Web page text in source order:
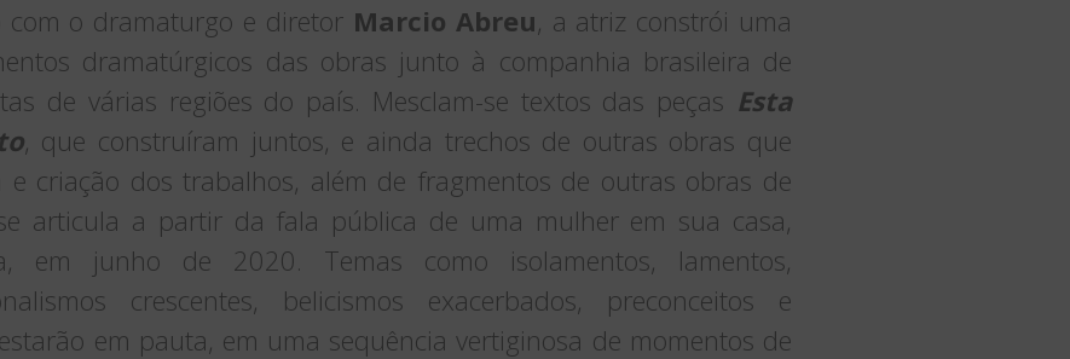
com o dramaturgo e diretor Marcio Abreu, a atriz constrói uma
dramatúrgicos das obras junto à companhia brasileira de
de várias regiões do país. Mesclam-se textos das peças Esta
, que construíram juntos, e ainda trechos de outras obras que
criação dos trabalhos, além de fragmentos de outras obras de
articula a partir da fala pública de uma mulher em sua casa,
em junho de 2020. Temas como isolamentos, lamentos,
crescentes, belicismos exacerbados, preconceitos e
em pauta, em uma sequência vertiginosa de momentos de